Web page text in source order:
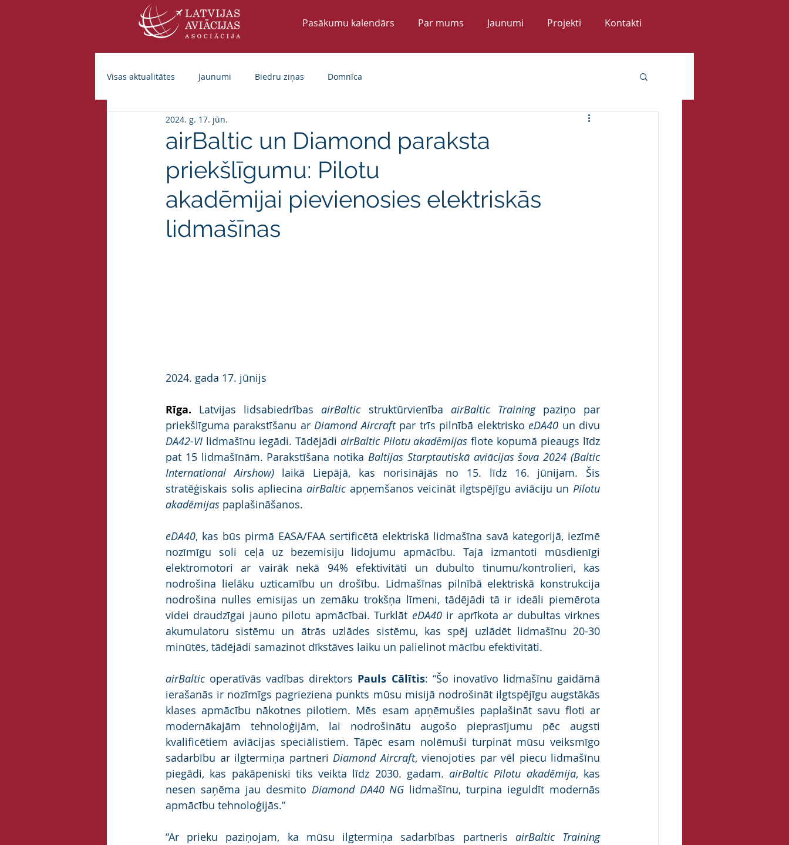
Pasākumu kalendārs Par mums Jaunumi Projekti Kontakti
Visas aktualitātes Jaunumi Biedru ziņas Domnīca
airBaltic un Diamond paraksta
priekšlīgumu: Pilotu
akadēmijai pievienosies elektriskās
lidmašīnas
2024. g. 17. jūn.
2024. gada 17. jūnijs
Rīga. Latvijas lidsabiedrības airBaltic struktūrvienība airBaltic Training paziņo par
priekšlīguma parakstīšanu ar Diamond Aircraft par trīs pilnībā elektrisko eDA40
DA42-VI lidmašīnu iegādi. Tādējādi airBaltic Pilotu akadēmijas flote kopumā pieaugs līdz
pat 15 lidmašīnām. Parakstīšana notika Baltijas Starptautiskā aviācijas šova 2024 (Baltic
International Airshow) laikā Liepājā, kas norisinājās no 15. līdz 16. jūnijam. Šis
stratēģiskais solis apliecina airBaltic apņemšanos veicināt ilgtspējīgu aviāciju un Pilotu
akadēmijas paplašināšanos.
eDA40, kas būs pirmā EASA/FAA sertificētā elektriskā lidmašīna savā kategorijā, iezīmē
nozīmīgu soli ceļā uz bezemisiju lidojumu apmācību. Tajā izmantoti mūsdienīgi
elektromotori ar vairāk nekā 94% efektivitāti un dubulto tinumu/kontrolieri, kas
nodrošina lielāku uzticamību un drošību. Lidmašīnas pilnībā elektriskā konstrukcija
nodrošina nulles emisijas un zemāku trokšņa līmeni, tādējādi tā ir ideāli piemērota
videi draudzīgai jauno pilotu apmācībai. Turklāt eDA40 ir aprīkota ar dubultas virknes
akumulatoru sistēmu un ātrās uzlādes sistēmu, kas spēj uzlādēt lidmašīnu 20-30
minūtēs, tādējādi samazinot dīkstāves laiku un palielinot mācību efektivitāti.
airBaltic operatīvās vadības direktors Pauls Cālītis: “Šo inovatīvo lidmašīnu gaidāmā
ierašanās ir nozīmīgs pagrieziena punkts mūsu misijā nodrošināt ilgtspējīgu augstākās
klases apmācību nākotnes pilotiem. Mēs esam apņēmušies paplašināt savu floti ar
modernākajām tehnoloģijām, lai nodrošinātu augošo pieprasījumu pēc augsti
kvalificētiem aviācijas speciālistiem. Tāpēc esam nolēmuši turpināt mūsu veiksmīgo
sadarbību ar ilgtermiņa partneri Diamond Aircraft, vienojoties par vēl piecu lidmašīnu
piegādi, kas pakāpeniski tiks veikta līdz 2030. gadam. airBaltic Pilotu akadēmija, kas
nesen saņēma jau desmito Diamond DA40 NG lidmašīnu, turpina ieguldīt modernās
apmācību tehnoloģijās.”
“Ar prieku paziņojam, ka mūsu ilgtermiņa sadarbības partneris airBaltic Training